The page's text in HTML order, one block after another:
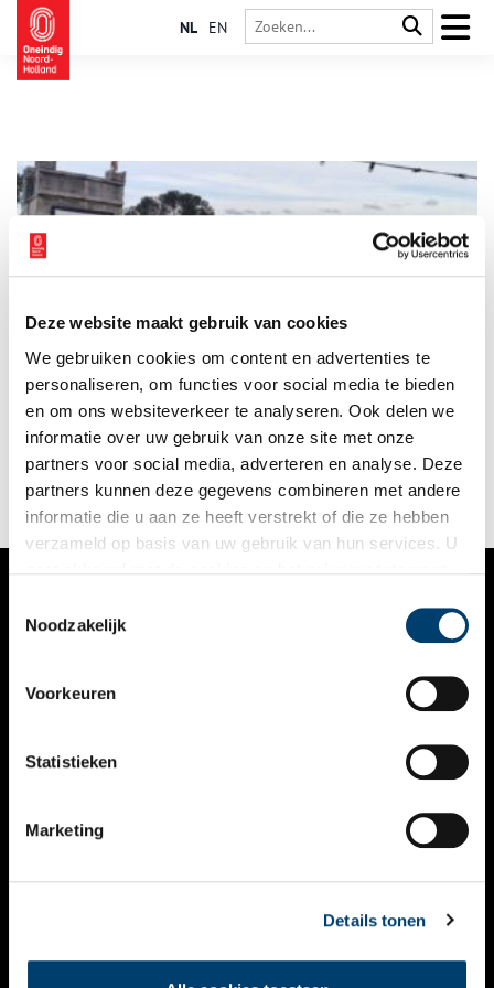
Deze website maakt gebruik van cookies
We gebruiken cookies om content en advertenties te
personaliseren, om functies voor social media te bieden
en om ons websiteverkeer te analyseren. Ook delen we
informatie over uw gebruik van onze site met onze
partners voor social media, adverteren en analyse. Deze
partners kunnen deze gegevens combineren met andere
informatie die u aan ze heeft verstrekt of die ze hebben
verzameld op basis van uw gebruik van hun services. U
Noodzakelijk
Voorkeuren
Statistieken
Marketing
Details tonen
NL EN
Op een mooie zondagmiddag zit de Fruittuin van West vol met
jonge gezinnen. Hier, omringd door weilanden, sportvelden en
volkstuintjes, kunnen ze even bijkomen van de drukte in de
hoofdstad. Wat ze niet weten, is dat dit groene stukje van de
Osdorper Binnenpolder een van de laatste oorspronkelijke
veenweidelandschappen is onder de rook van Amsterdam. Een
landschap dat al eeuwenlang min of meer hetzelfde is, maar de
stadsgrens steeds dichterbij heeft zien kruipen.
VERHALEN
KALENDER
THEMA’S
VIDEO’S
CONTACT